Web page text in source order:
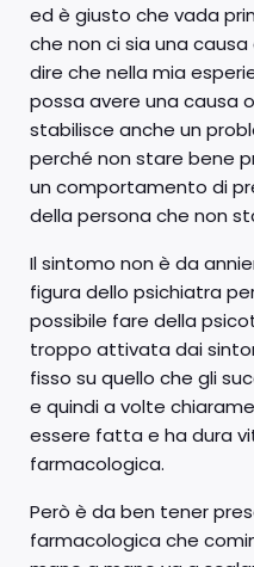
ed è giusto che vada
che non ci sia una
dire che nella mia
possa avere una causa
stabilisce anche un
perché non stare bene
un comportamento di
della persona che non
Il sintomo non è da
figura dello psichiatra
possibile fare della
troppo attivata dai
fisso su quello che gli
e quindi a volte
essere fatta e ha dura
farmacologica.
Però è da ben tener
farmacologica che